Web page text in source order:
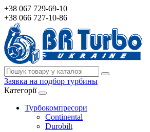
+38 067 729-69-10
+38 066 727-10-86
Заявка на подбор турбины
Категорії
Турбокомпресори
Continental
Durobilt